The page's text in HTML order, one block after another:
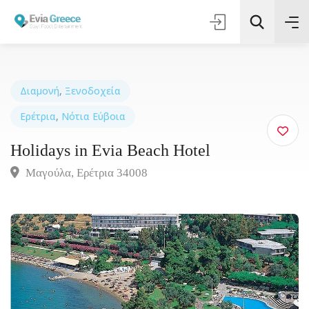
Τοποθεσία
Όλες οι Κατηγορίες
Διαμονή, Ξενοδοχεία
Ερέτρια, Νότια Εύβοια
Holidays in Evia Beach Hotel
Μαγούλα, Ερέτρια 34008